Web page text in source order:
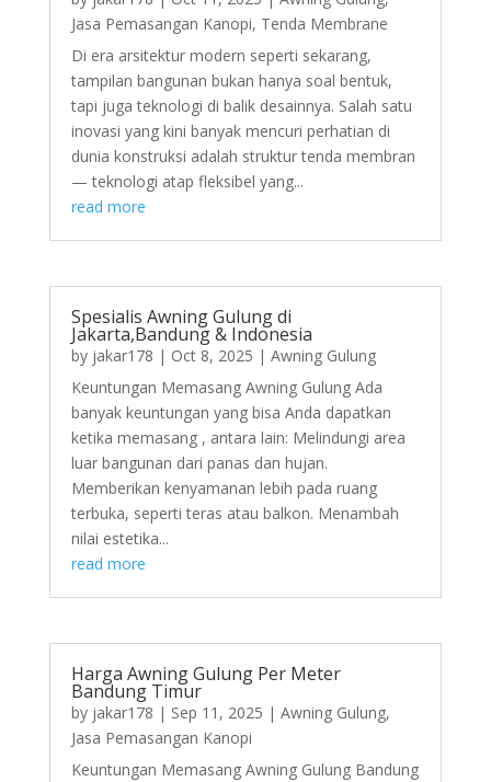
Jasa Pemasangan Kanopi, Tenda Membrane
Di era arsitektur modern seperti sekarang,
tampilan bangunan bukan hanya soal bentuk,
tapi juga teknologi di balik desainnya. Salah satu
inovasi yang kini banyak mencuri perhatian di
dunia konstruksi adalah struktur tenda membran
— teknologi atap fleksibel yang...
read more
Spesialis Awning Gulung di
Jakarta,Bandung & Indonesia
by jakar178 | Oct 8, 2025 | Awning Gulung
Keuntungan Memasang Awning Gulung Ada
banyak keuntungan yang bisa Anda dapatkan
ketika memasang , antara lain: Melindungi area
luar bangunan dari panas dan hujan.
Memberikan kenyamanan lebih pada ruang
terbuka, seperti teras atau balkon. Menambah
nilai estetika...
read more
Harga Awning Gulung Per Meter
Bandung Timur
by jakar178 | Sep 11, 2025 | Awning Gulung,
Jasa Pemasangan Kanopi
Keuntungan Memasang Awning Gulung Bandung